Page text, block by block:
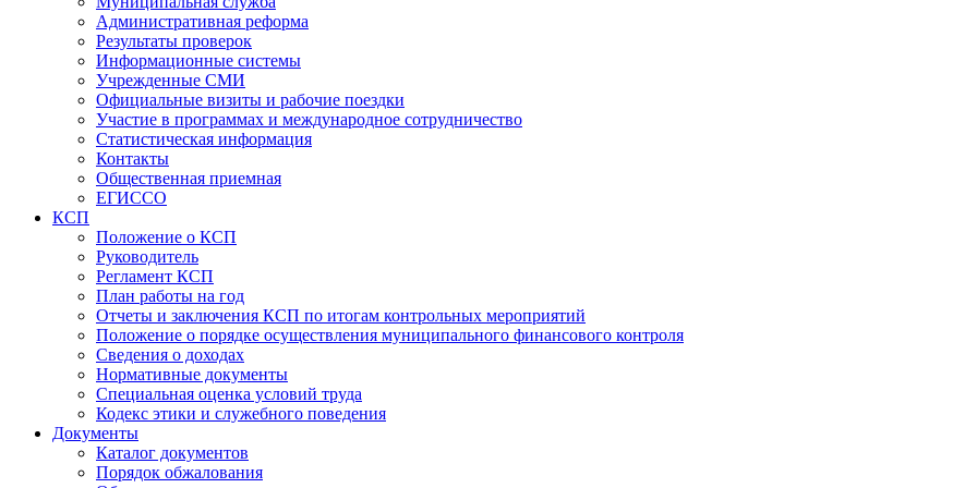
Административная реформа
Результаты проверок
Информационные системы
Учрежденные СМИ
Официальные визиты и рабочие поездки
Участие в программах и международное сотрудничество
Статистическая информация
Контакты
Общественная приемная
ЕГИССО
КСП
Положение о КСП
Руководитель
Регламент КСП
План работы на год
Отчеты и заключения КСП по итогам контрольных мероприятий
Положение о порядке осуществления муниципального финансового контроля
Сведения о доходах
Нормативные документы
Специальная оценка условий труда
Кодекс этики и служебного поведения
Документы
Каталог документов
Порядок обжалования